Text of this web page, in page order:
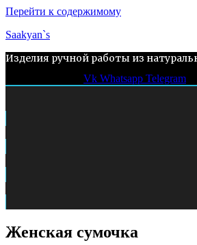
Перейти к содержимому
Saakyan`s
Изделия ручной работы из
Vk Whatsapp Telegram
Женская сумочка